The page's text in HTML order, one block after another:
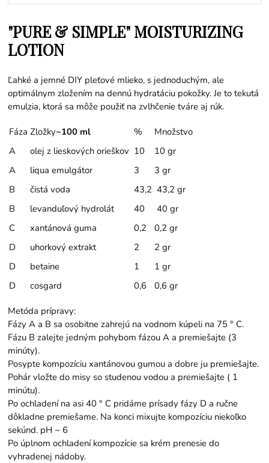
"PURE & SIMPLE" MOISTURIZING
LOTION
Ľahké a jemné DIY pleťové mlieko, s jednoduchým, ale
optimálnym zložením na dennú hydratáciu pokožky. Je to tekutá
emulzia, ktorá sa môže použiť na zvlhčenie tváre aj rúk.
Fáza Zložky~100 ml %
Množstvo
A
olej z lieskových orieškov 10
10 gr
A
liqua emulgátor 3
3 gr
B
čistá voda 43,2 43,2 gr
B
levanduľový hydrolát 40
40 gr
C
xantánová guma 0,2
0,2 gr
D
uhorkový extrakt 2
2 gr
D
betaine 1
1 gr
D
cosgard 0,6 0,6 gr
Metóda prípravy:
Fázy A a B sa osobitne zahrejú na vodnom kúpeli na 75 ° C.
Fázu B zalejte jedným pohybom fázou A a premiešajte (3
minúty).
Posypte kompozíciu xantánovou gumou a dobre ju premiešajte.
Pohár vložte do misy so studenou vodou a premiešajte ( 1
minútu).
Po ochladení na asi 40 ° C pridáme prísady fázy D a ručne
dôkladne premiešame. Na konci mixujte kompozíciu niekoľko
sekúnd. pH ~ 6
Po úplnom ochladení kompozície sa krém prenesie do
vyhradenej nádoby.